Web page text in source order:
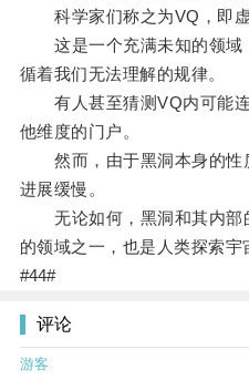
科学家们称之为VQ，即虚
这是一个充满未知的领域
循着我们无法理解的规律。
有人甚至猜测VQ内可能连
他维度的门户。
然而，由于黑洞本身的性
进展缓慢。
无论如何，黑洞和其内部
的领域之一，也是人类探索宇
#44#
评论
游客